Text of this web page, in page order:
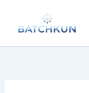
konten